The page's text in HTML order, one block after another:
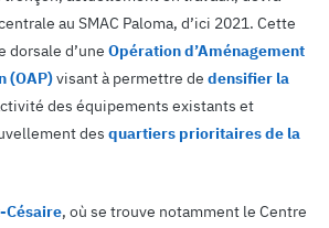
au SMAC Paloma, d’ici 2021. Cette
dorsale d’une Opération d’Aménagement
(OAP)visant à permettre de densifier la
des équipements existants et
des quartiers prioritaires de la
Césaire, où se trouve notamment le Centre